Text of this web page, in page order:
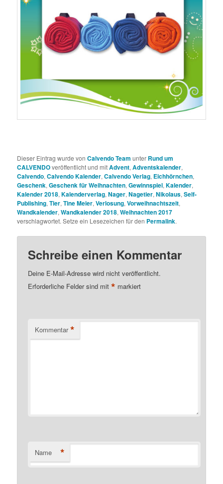
Dieser Eintrag wurde vonCalvendo Team unter Rund um
CALVENDOveröffentlicht und mitAdvent,Adventskalender,
Calvendo,Calvendo Kalender,Calvendo Verlag, Eichhörnchen,
Geschenk,Geschenk für Weihnachten,Gewinnspiel,Kalender,
Kalender 2018,Kalenderverlag,Nager,Nagetier,Nikolaus,Self-
Publishing,Tier,Tine Meier,Verlosung,Vorweihnachtszeit,
Wandkalender,Wandkalender 2018,Weihnachten 2017
verschlagwortet. Setze ein Lesezeichen für den Permalink.
Schreibe einen Kommentar
Deine E-Mail-Adresse wird nicht veröffentlicht.
Erforderliche Felder sind mit* markiert
Kommentar *
Name *